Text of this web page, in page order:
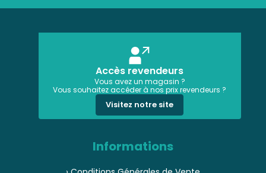
Accès revendeurs
Vous avez un magasin ?
Vous souhaitez accéder à nos prix revendeurs ?
Visitez notre site
Informations